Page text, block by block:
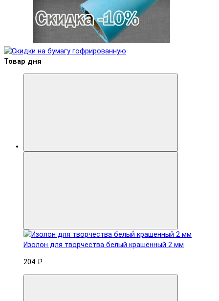
Товар дня
Изолон для творчества белый крашенный 2 мм
204 ₽